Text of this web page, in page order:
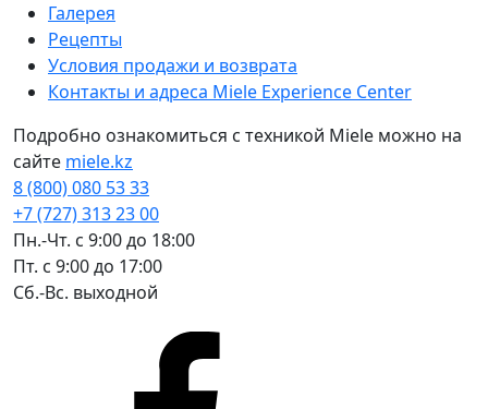
Галерея
Рецепты
Условия продажи и возврата
Контакты и адреса Miele Experience Center
Подробно ознакомиться с техникой Miele можно на
сайте miele.kz
8 (800) 080 53 33
+7 (727) 313 23 00
Пн.-Чт. с 9:00 до 18:00
Пт. с 9:00 до 17:00
Сб.-Вс. выходной